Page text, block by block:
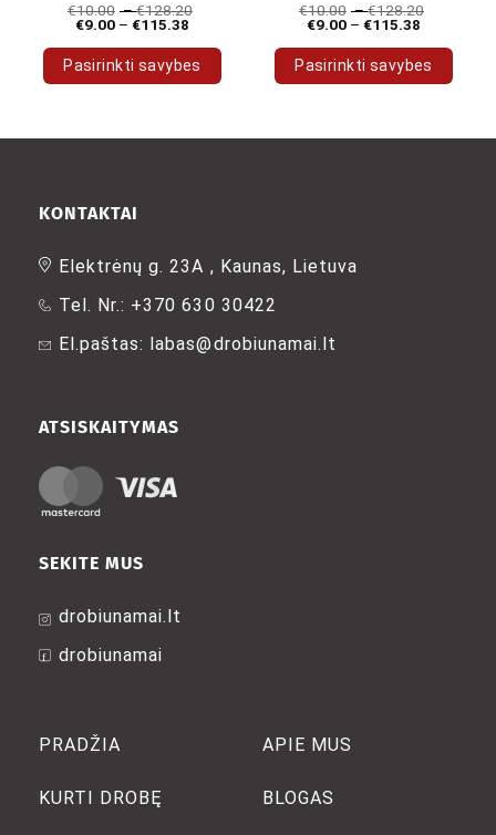
€10.00 –€128.20
€9.00 – €115.38
Pasirinkti savybes
has
The
be
chosen
the
€10.00 –€128.20
€9.00 – €115.38
Pasirinkti savybes
has
PRADŽIA
KURTI DROBĘ
APIE MUS
BLOGAS
SEKITE MUS
drobiunamai.lt
drobiunamai
ATSISKAITYMAS
KONTAKTAI
Elektrėnų g. 23A , Kaunas, Lietuva
Tel. Nr.: +370 630 30422
El.paštas: labas@drobiunamai.lt